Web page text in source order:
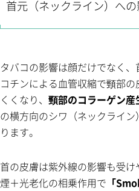
首元（ネックライン）へ
タバコの影響は顔だけでなく
コチンによる血管収縮で頸部
くくなり、 頸部のコラーゲン産
の横方向のシワ（ネックライ
ります。
首の皮膚は紫外線の影響も受
煙＋光老化の相乗作用で 「